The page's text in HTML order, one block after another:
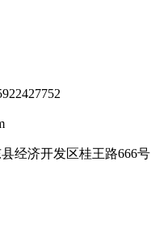
经济开发区桂王路666号